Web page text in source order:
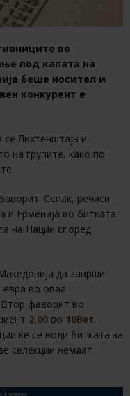
во
под капата на
беше носител и
конкурент е
се Лихтенштајн и
на групите, како по
Сепак, речиси
и Ерменија во битката
на Нации според
да заврши
евра во оваа
фаворит во
2.00 во 10Bet.
ќе се води битката за
селекции немаат